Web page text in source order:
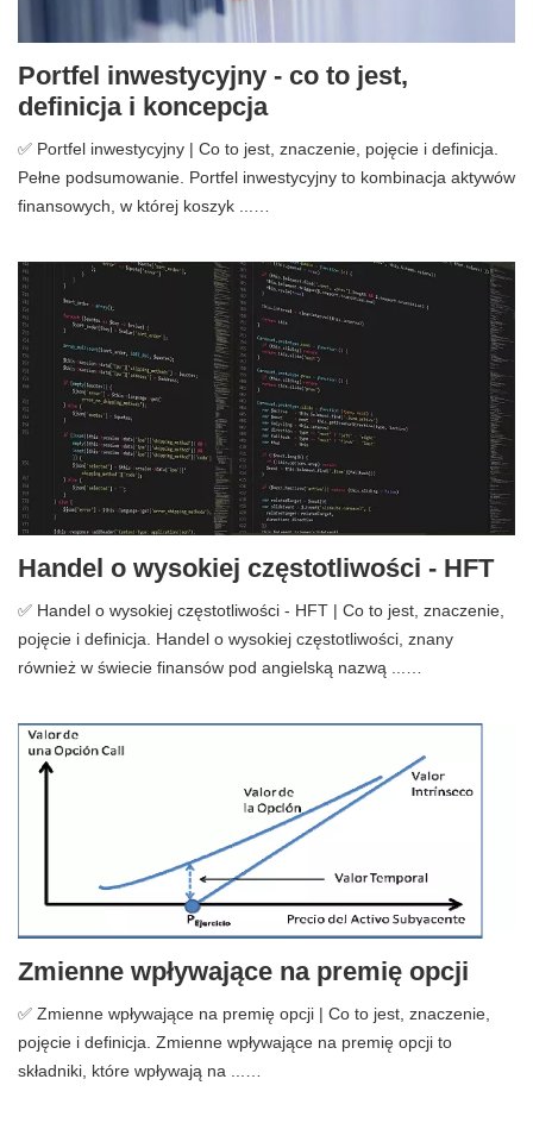
Portfel inwestycyjny - co to jest,
definicja i koncepcja
✅ Portfel inwestycyjny | Co to jest, znaczenie, pojęcie i definicja.
Pełne podsumowanie. Portfel inwestycyjny to kombinacja aktywów
finansowych, w której koszyk ...…
Handel o wysokiej częstotliwości - HFT
✅ Handel o wysokiej częstotliwości - HFT | Co to jest, znaczenie,
pojęcie i definicja. Handel o wysokiej częstotliwości, znany
również w świecie finansów pod angielską nazwą ...…
Zmienne wpływające na premię opcji
✅ Zmienne wpływające na premię opcji | Co to jest, znaczenie,
pojęcie i definicja. Zmienne wpływające na premię opcji to
składniki, które wpływają na ...…